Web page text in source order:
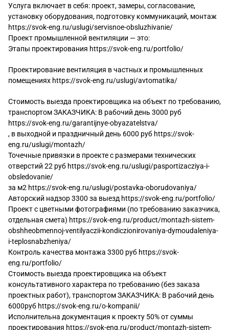
Услуга включает в себя: проект, замеры, согласование,
установку оборудования, подготовку коммуникаций, монтаж
https://svok-eng.ru/uslugi/servisnoe-obsluzhivanie/
Проект промышленной вентиляции — это:
Этапы проектирования https://svok-eng.ru/portfolio/
Проектирование вентиляция в частных и промышленных
помещениях https://svok-eng.ru/uslugi/avtomatika/
Стоимость выезда проектировщика на объект по требованию,
транспортом ЗАКАЗЧИКА: В рабочий день 3000 руб
https://svok-eng.ru/garantijnye-obyazatelstva/
, в выходной и праздничный день 6000 руб https://svok-
eng.ru/uslugi/montazh/
Точечные привязки в проекте с размерами технических
отверстий 22 руб https://svok-eng.ru/uslugi/pasportizacziya-i-
obsledovanie/
за м2 https://svok-eng.ru/uslugi/postavka-oborudovaniya/
Авторский надзор 3300 за выезд https://svok-eng.ru/portfolio/
Проект с цветными фотографиями (по требованию заказчика,
отдельная смета) https://svok-eng.ru/product/montazh-sistem-
obshheobmennoj-ventilyaczii-kondiczionirovaniya-dymoudaleniya-
i-teplosnabzheniya/
Контроль качества монтажа 3300 руб https://svok-
eng.ru/portfolio/
Стоимость выезда проектировщика на объект
консультативного характера по требованию (без заказа
проектных работ), транспортом ЗАКАЗЧИКА: В рабочий день
6000руб https://svok-eng.ru/o-kompanii/
Исполнительна документация к проекту 50% от суммы
проектирования https://svok-eng.ru/product/montazh-sistem-